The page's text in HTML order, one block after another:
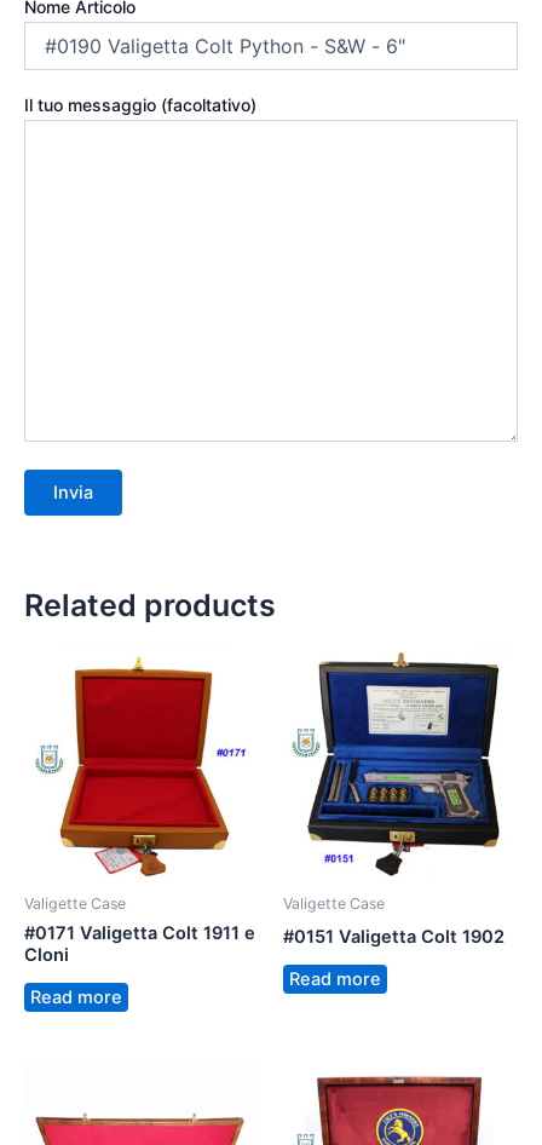
Nome Articolo
Il tuo messaggio (facoltativo)
Related products
Valigette Case
#0171 Valigetta Colt 1911 e
Cloni
Read more
Valigette Case
#0151 Valigetta Colt 1902
Read more